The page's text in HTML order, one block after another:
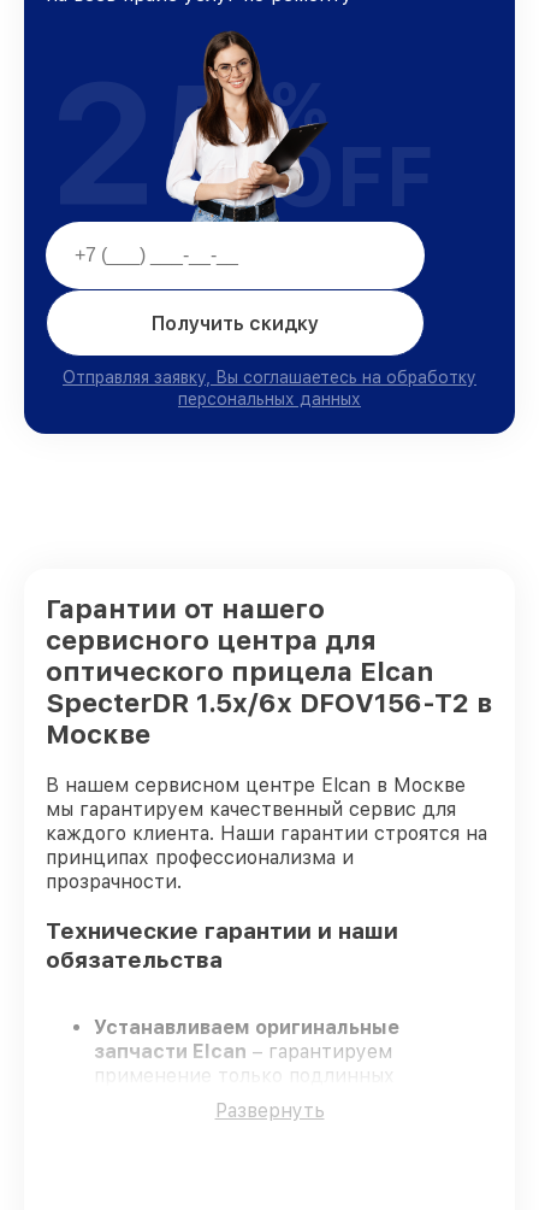
Получить скидку
Отправляя заявку, Вы соглашаетесь на обработку
персональных данных
25%
OFF
Гарантии от нашего
сервисного центра для
оптического прицела Elcan
SpecterDR 1.5x/6x DFOV156-T2 в
Москве
В нашем сервисном центре Elcan в Москве
мы гарантируем качественный сервис для
каждого клиента. Наши гарантии строятся на
принципах профессионализма и
прозрачности.
Технические гарантии и наши
обязательства
Устанавливаем оригинальные
запчасти Elcan – гарантируем
применение только подлинных
комплектующих.
Сертифицированные специалисты
Развернуть